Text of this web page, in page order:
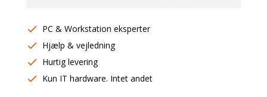
PC & Workstation eksperter
Hjælp & vejledning
Hurtig levering
Kun IT hardware. Intet andet